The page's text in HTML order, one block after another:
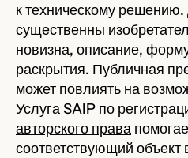
к техническому решению.
существенны
новизна, описание,
раскрытия. Публичная
может повлиять на
Услуга SAIP по
авторского права
соответствующий объект